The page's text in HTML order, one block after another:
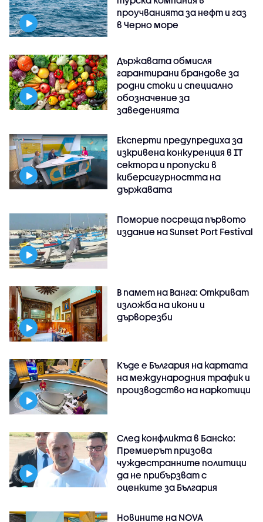
проучванията за нефт и газ
в Черно море
Държавата обмисля
гарантирани брандове за
родни стоки и специално
обозначение за
заведенията
Експерти предупредиха за
изкривена конкуренция в IT
сектора и пропуски в
киберсигурността на
държавата
Поморие посреща първото
издание на Sunset Port Festival
В памет на Ванга: Откриват
изложба на икони и
дърворезби
Къде е България на картата
на международния трафик и
производство на наркотици
След конфликта в Банско:
Премиерът призова
чуждестранните политици
да не прибързват с
оценките за България
Новините на NOVA